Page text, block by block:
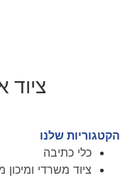
ציוד
הקטגוריות שלנו
כלי כתיבה
ציוד משרדי ומיכון